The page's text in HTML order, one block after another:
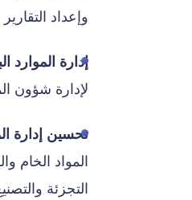
وإعداد
إدارة الموارد
لإدارة شؤون
تحسين إدارة
المواد الخام
التجزئة